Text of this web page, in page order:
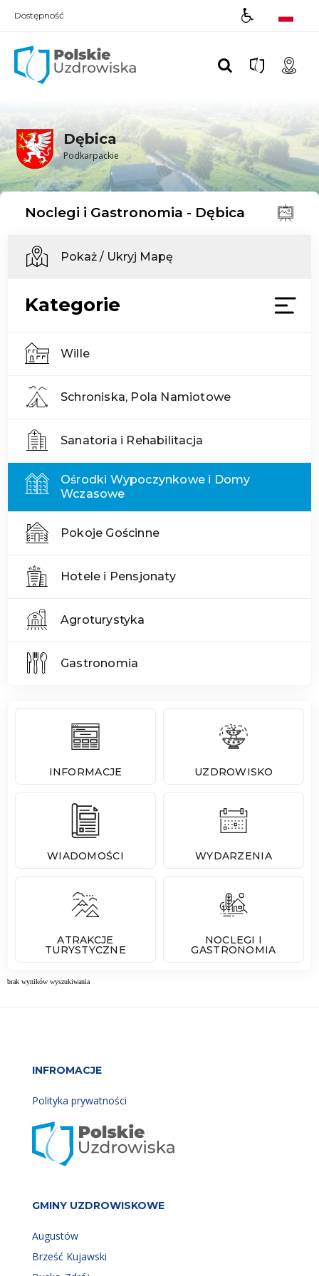
Dostępność
Dębica
Podkarpackie
Noclegi i Gastronomia - Dębica
Pokaż / Ukryj Mapę
Kategorie
Wille
Schroniska, Pola Namiotowe
Sanatoria i Rehabilitacja
Ośrodki Wypoczynkowe i Domy
Wczasowe
Pokoje Gościnne
Hotele i Pensjonaty
Agroturystyka
Gastronomia
INFORMACJE UZDROWISKO
WIADOMOŚCI WYDARZENIA
ATRAKCJE
TURYSTYCZNE
NOCLEGI I
GASTRONOMIA
brak wyników wyszukiwania
INFROMACJE
Polityka prywatności
GMINY UZDROWISKOWE
Augustów
Brześć Kujawski